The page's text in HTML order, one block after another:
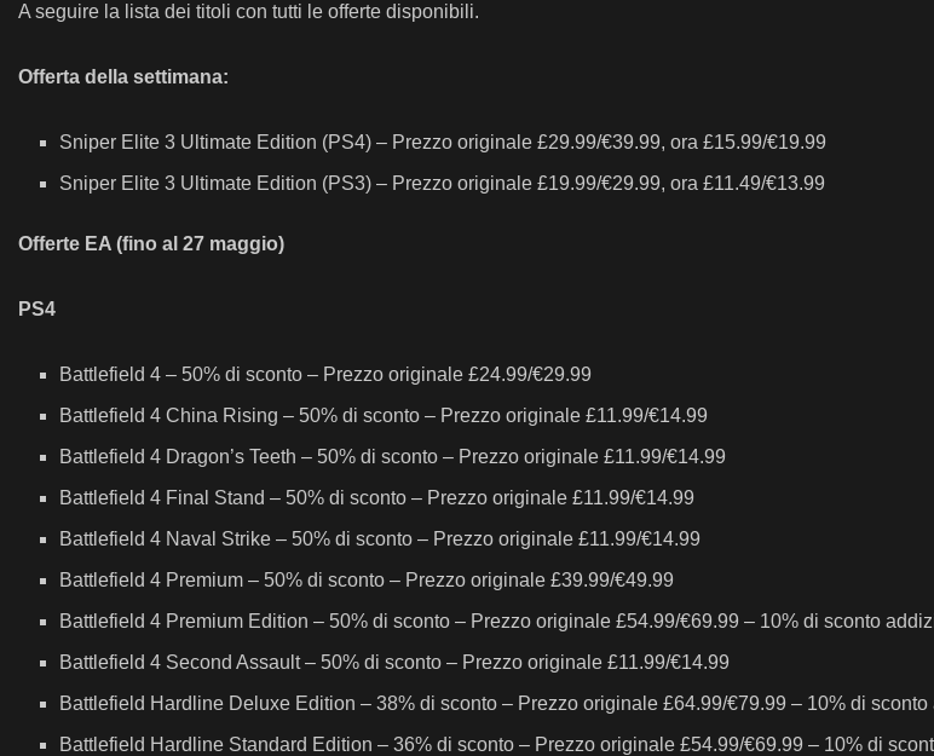
A seguire la lista dei titoli con tutti le offerte disponibili.
Offerta della settimana:
Sniper Elite 3 Ultimate Edition (PS4) – Prezzo originale £29.99/€39.99, ora £15.99/€19.99
Sniper Elite 3 Ultimate Edition (PS3) – Prezzo originale £19.99/€29.99, ora £11.49/€13.99
Offerte EA (fino al 27 maggio)
PS4
Battlefield 4 – 50% di sconto – Prezzo originale £24.99/€29.99
Battlefield 4 China Rising – 50% di sconto – Prezzo originale £11.99/€14.99
Battlefield 4 Dragon’s Teeth – 50% di sconto – Prezzo originale £11.99/€14.99
Battlefield 4 Final Stand – 50% di sconto – Prezzo originale £11.99/€14.99
Battlefield 4 Naval Strike – 50% di sconto – Prezzo originale £11.99/€14.99
Battlefield 4 Premium – 50% di sconto – Prezzo originale £39.99/€49.99
Battlefield 4 Premium Edition – 50% di sconto – Prezzo originale £54.99/€69.99 – 10% di sconto
Battlefield 4 Second Assault – 50% di sconto – Prezzo originale £11.99/€14.99
Battlefield Hardline Deluxe Edition – 38% di sconto – Prezzo originale £64.99/€79.99 – 10% di
Battlefield Hardline Standard Edition – 36% di sconto – Prezzo originale £54.99/€69.99 – 10% di